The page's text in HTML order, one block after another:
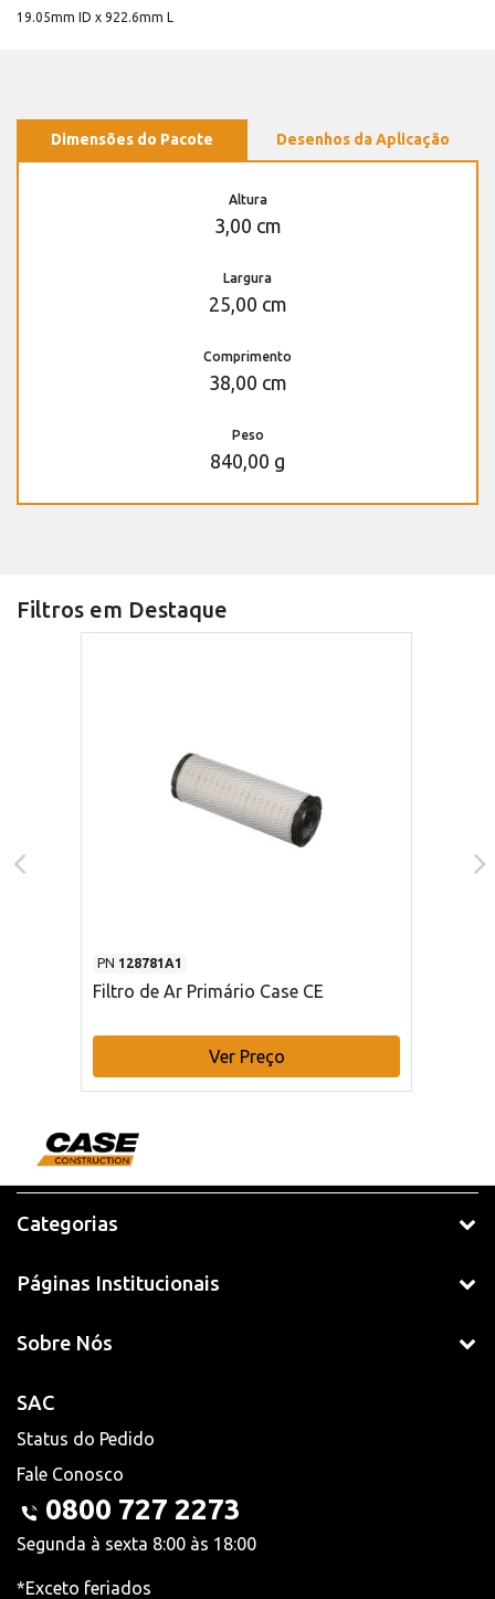
19.05mm ID x 922.6mm L
Dimensões do Pacote Desenhos da Aplicação
Altura
3,00 cm
Largura
25,00 cm
Comprimento
38,00 cm
Peso
840,00 g
Filtros em Destaque
PN 128781A1
Filtro de Ar Primário Case CE
Ver Preço
Categorias
Páginas Institucionais
Sobre Nós
SAC
Status do Pedido
Fale Conosco
0800 727 2273
Segunda à sexta 8:00 às 18:00
*Exceto feriados